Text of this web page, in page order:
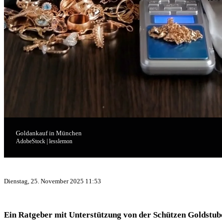
Goldankauf in München
AdobeStock | lesslemon
Dienstag, 25. November 2025 11:53
Ein Ratgeber mit Unterstützung von der Schützen